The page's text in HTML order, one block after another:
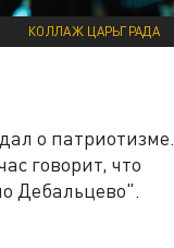
КОЛЛАЖ ЦАРЬГРАДА
о патриотизме.
говорит, что
Дебальцево".